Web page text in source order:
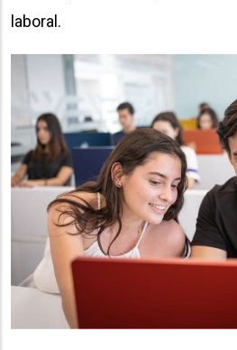
laboral.